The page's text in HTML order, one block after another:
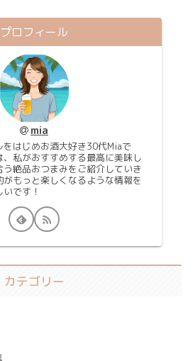
プロフィール
mia
をはじめお酒大好き30代Miaで
私がおすすめする最高に美味し
う絶品おつまみをご紹介していき
もっと楽しくなるような情報を
です！
カテゴリー